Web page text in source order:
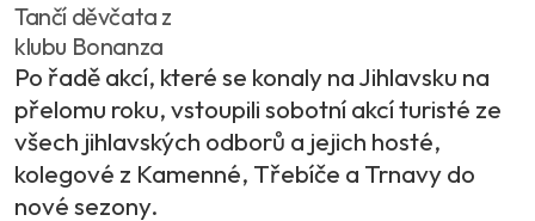
Tančí děvčata z
klubu Bonanza
Po řadě akcí, které se konaly na Jihlavsku na
přelomu roku, vstoupili sobotní akcí turisté ze
všech jihlavských odborů a jejich hosté,
kolegové z Kamenné, Třebíče a Trnavy do
nové sezony.